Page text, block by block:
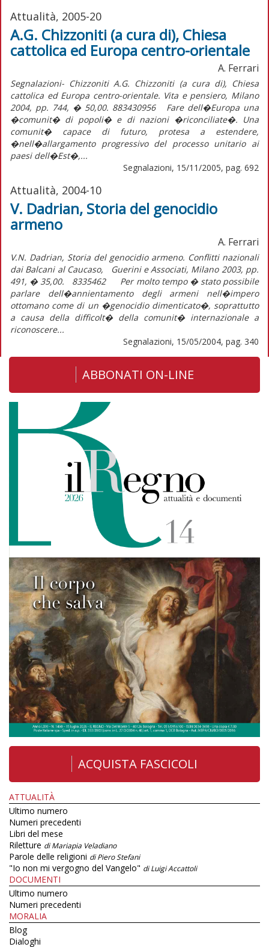
Attualità, 2005-20
A.G. Chizzoniti (a cura di), Chiesa
cattolica ed Europa centro-orientale
A. Ferrari
Segnalazioni- Chizzoniti A.G. Chizzoniti (a cura di), Chiesa
cattolica ed Europa centro-orientale. Vita e pensiero, Milano
2004, pp. 744, � 50,00. 883430956 Fare dell�Europa una
�comunit� di popoli� e di nazioni �riconciliate�. Una
comunit� capace di futuro, protesa a estendere,
�nell�allargamento progressivo del processo unitario ai
paesi dell�Est�,...
Segnalazioni, 15/11/2005, pag. 692
Attualità, 2004-10
V. Dadrian, Storia del genocidio
armeno
A. Ferrari
V.N. Dadrian, Storia del genocidio armeno. Conflitti nazionali
dai Balcani al Caucaso, Guerini e Associati, Milano 2003, pp.
491, � 35,00. 8335462 Per molto tempo � stato possibile
parlare dell�annientamento degli armeni nell�impero
ottomano come di un �genocidio dimenticato�, soprattutto
a causa della difficolt� della comunit� internazionale a
riconoscere...
Segnalazioni, 15/05/2004, pag. 340
ABBONATI ON-LINE
ACQUISTA FASCICOLI
ATTUALITÀ
Ultimo numero
Numeri precedenti
Libri del mese
Riletture di Mariapia Veladiano
Parole delle religioni di Piero Stefani
"Io non mi vergogno del Vangelo" di Luigi Accattoli
DOCUMENTI
Ultimo numero
Numeri precedenti
MORALIA
Blog
Dialoghi